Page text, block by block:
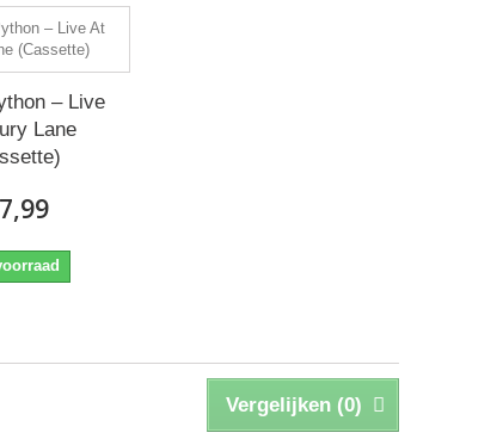
‎– Live
Lane
Vergelijken (0)